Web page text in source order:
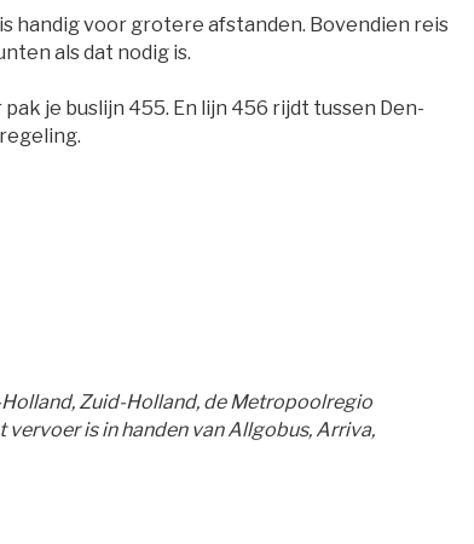
handig voor grotere afstanden. Bovendien reis
als dat nodig is.
je buslijn 455. En lijn 456 rijdt tussen Den-
Zuid-Holland, de Metropoolregio
is in handen van Allgobus, Arriva,